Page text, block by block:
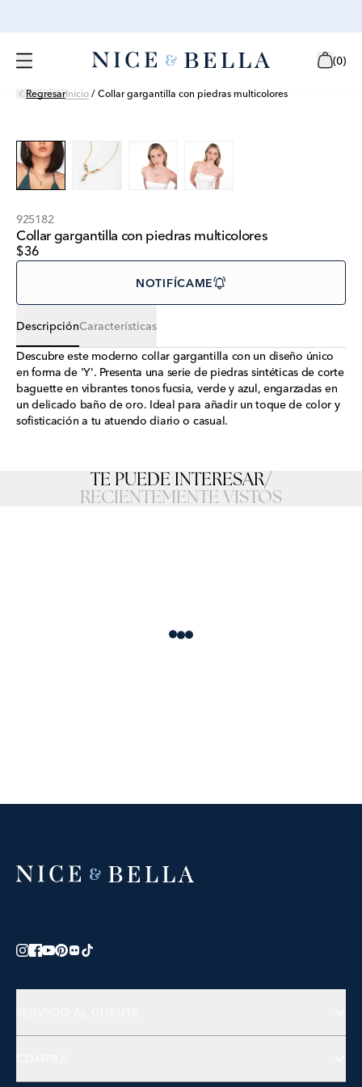
(0)
RegresarInicio / Collar gargantilla con piedras multicolores
925182
Collar gargantilla con piedras multicolores
$36
NOTIFÍCAME
DescripciónCaracterísticas
Descubre este moderno collar gargantilla con un diseño único
en forma de 'Y'. Presenta una serie de piedras sintéticas de corte
baguette en vibrantes tonos fucsia, verde y azul, engarzadas en
un delicado baño de oro. Ideal para añadir un toque de color y
sofisticación a tu atuendo diario o casual.
TE PUEDE INTERESAR/
RECIENTEMENTE VISTOS
Loading